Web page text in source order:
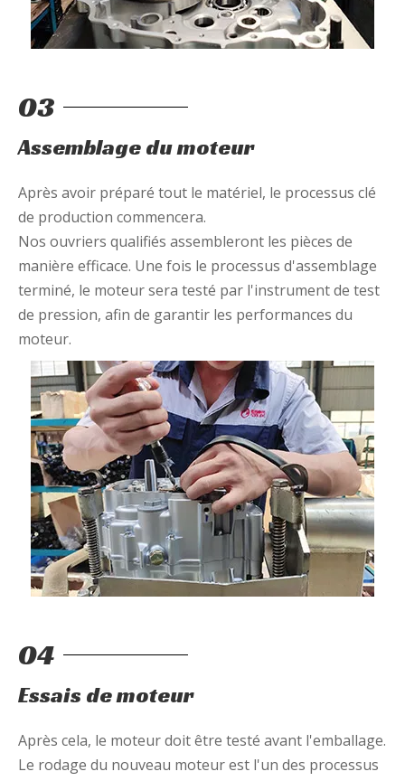
03
Assemblage du moteur
Après avoir préparé tout le matériel, le processus clé
de production commencera.
Nos ouvriers qualifiés assembleront les pièces de
manière efficace. Une fois le processus d'assemblage
terminé, le moteur sera testé par l'instrument de test
de pression, afin de garantir les performances du
moteur.
04
Essais de moteur
Après cela, le moteur doit être testé avant l'emballage.
Le rodage du nouveau moteur est l'un des processus